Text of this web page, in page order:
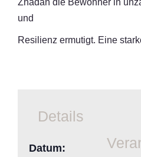
Zhadan die Bewohner in
und
Resilienz ermutigt. Eine
Details
Datum: